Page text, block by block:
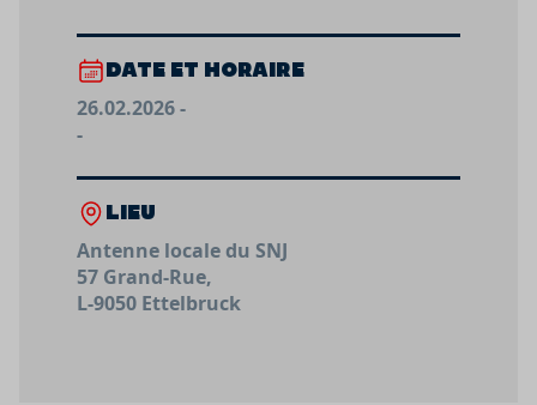
DATE ET HORAIRE
26.02.2026 -
-
LIEU
Antenne locale du SNJ
57 Grand-Rue,
L-9050 Ettelbruck